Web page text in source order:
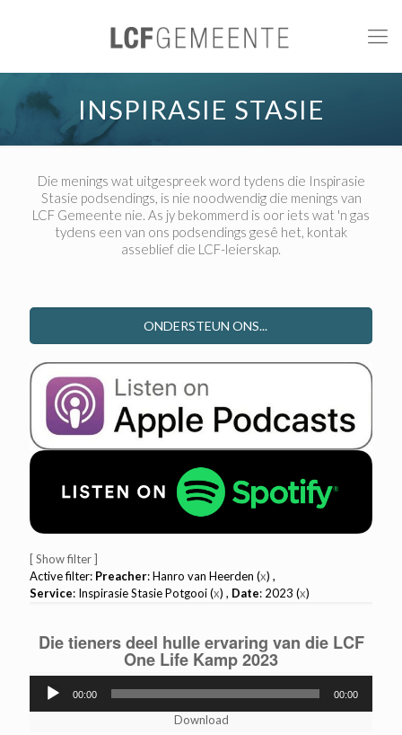
INSPIRASIE STASIE
Die menings wat uitgespreek word tydens die Inspirasie
Stasie podsendings, is nie noodwendig die menings van
LCF Gemeente nie. As jy bekommerd is oor iets wat 'n gas
tydens een van ons podsendings gesê het, kontak
asseblief die LCF-leierskap.
ONDERSTEUN ONS...
[ Show filter ]
Active filter: Preacher: Hanro van Heerden (x) ,
Service: Inspirasie Stasie Potgooi (x) , Date: 2023 (x)
Die tieners deel hulle ervaring van die LCF
One Life Kamp 2023
Player
00:00 00:00
Download